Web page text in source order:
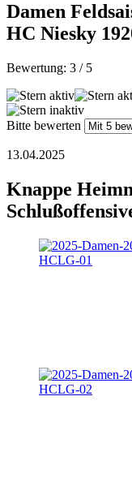
Damen
HC Niesky
Bewertung: 3 / 5
Bitte bewerten
13.04.2025
Knappe